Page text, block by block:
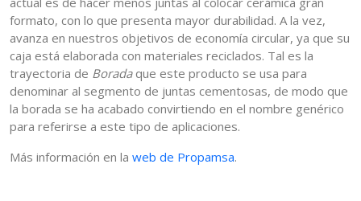
formato, con lo que presenta mayor durabilidad. A la vez,
avanza en nuestros objetivos de economía circular, ya que su
caja está elaborada con materiales reciclados. Tal es la
trayectoria de Boradaque este producto se usa para
denominar al segmento de juntas cementosas, de modo que
la borada se ha acabado convirtiendo en el nombre genérico
para referirse a este tipo de aplicaciones.
Más información en la web de Propamsa.